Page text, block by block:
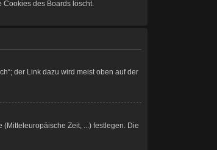
Cookies des Boards löscht.
der Link dazu wird meist oben auf der
Zeit, ...) festlegen. Die